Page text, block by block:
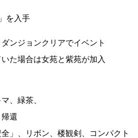
を入手
ンジョンクリアでイベント
いた場合は女苑と紫苑が加入
、緑茶、
還
」、リボン、楼観剣、コンパクト